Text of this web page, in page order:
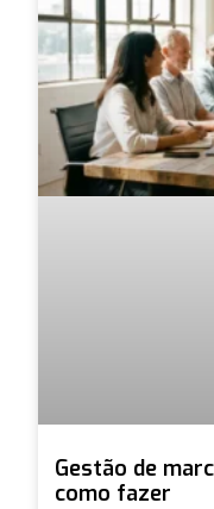
Gestão de
como fazer